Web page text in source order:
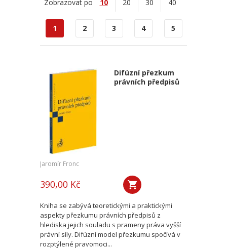
Zobrazovat po 10 20 30 40
1 2 3 4 5
Difúzní přezkum
právních předpisů
Jaromír Fronc
390,00 Kč
Kniha se zabývá teoretickými a praktickými
aspekty přezkumu právních předpisů z
hlediska jejich souladu s prameny práva vyšší
právní síly. Difúzní model přezkumu spočívá v
rozptýlené pravomoci...